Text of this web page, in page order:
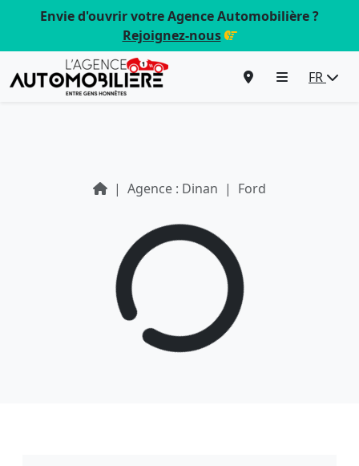
Envie d'ouvrir votre Agence Automobilière ?
Rejoignez-nous
FR
Agence : Dinan Ford